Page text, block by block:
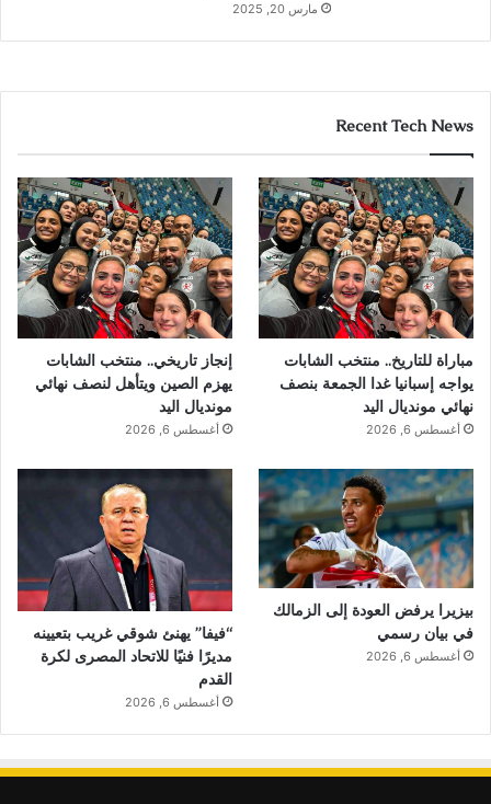
مارس 20, 2025
Recent Tech News
مباراة للتاريخ.. منتخب الشابات
يواجه إسبانيا غدا الجمعة بنصف
نهائي مونديال اليد
أغسطس 6, 2026
إنجاز تاريخي.. منتخب الشابات
يهزم الصين ويتأهل لنصف نهائي
مونديال اليد
أغسطس 6, 2026
بيزيرا يرفض العودة إلى الزمالك
في بيان رسمي
أغسطس 6, 2026
“فيفا” يهنئ شوقي غريب بتعيينه
مديرًا فنيًا للاتحاد المصرى لكرة
القدم
أغسطس 6, 2026